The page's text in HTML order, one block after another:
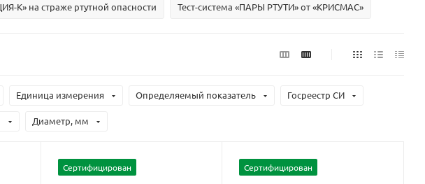
К» на страже ртутной опасности Тест-система «ПАРЫ РТУТИ» от «КРИСМАС»
Единица измерения Определяемый показатель Госреестр СИ
Диаметр, мм
Сертифицирован Сертифицирован